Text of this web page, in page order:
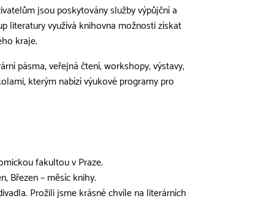
jsou poskytovány služby výpůjční a
literatury využívá knihovna možnosti získat
kraje.
pásma, veřejná čtení, workshopy, výstavy,
kterým nabízí výukové programy pro
fakultou v Praze.
Březen – měsíc knihy.
Prožili jsme krásné chvíle na literárních